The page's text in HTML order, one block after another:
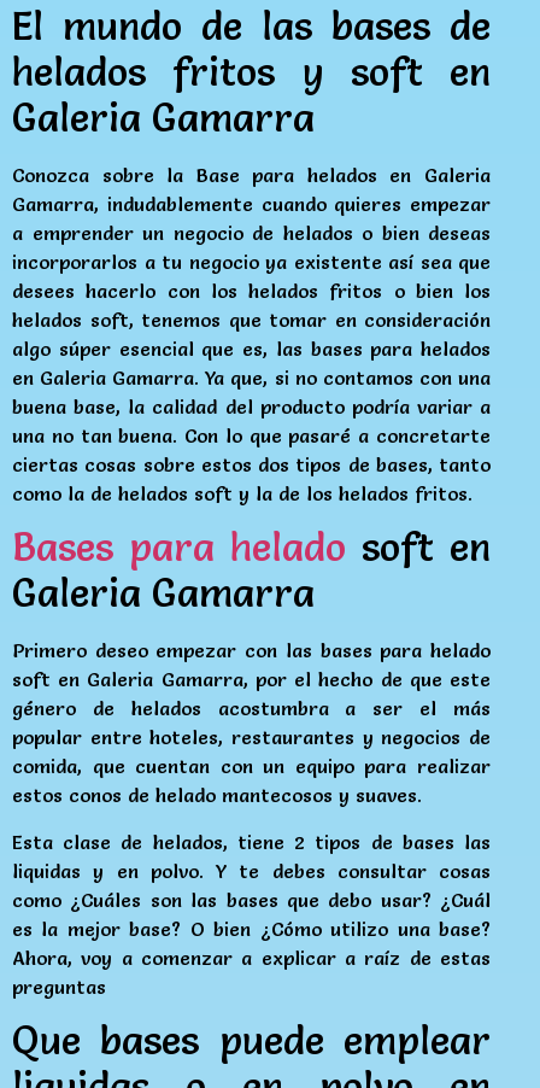
El mundo de las bases de
helados fritos y soft en
Galeria Gamarra
Conozca sobre la Base para helados en Galeria
Gamarra, indudablemente cuando quieres empezar
a emprender un negocio de helados o bien deseas
incorporarlos a tu negocio ya existente así sea que
desees hacerlo con los helados fritos o bien los
helados soft, tenemos que tomar en consideración
algo súper esencial que es, las bases para helados
en Galeria Gamarra. Ya que, si no contamos con una
buena base, la calidad del producto podría variar a
una no tan buena. Con lo que pasaré a concretarte
ciertas cosas sobre estos dos tipos de bases, tanto
como la de helados soft y la de los helados fritos.
Bases para helado soft en
Galeria Gamarra
Primero deseo empezar con las bases para helado
soft en Galeria Gamarra, por el hecho de que este
género de helados acostumbra a ser el más
popular entre hoteles, restaurantes y negocios de
comida, que cuentan con un equipo para realizar
estos conos de helado mantecosos y suaves.
Esta clase de helados, tiene 2 tipos de bases las
liquidas y en polvo. Y te debes consultar cosas
como ¿Cuáles son las bases que debo usar? ¿Cuál
es la mejor base? O bien ¿Cómo utilizo una base?
Ahora, voy a comenzar a explicar a raíz de estas
preguntas
Que bases puede emplear